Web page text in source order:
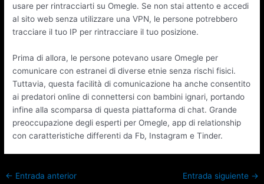
usare per rintracciarti su Omegle. Se non stai attento e accedi
al sito web senza utilizzare una VPN, le persone potrebbero
tracciare il tuo IP per rintracciare il tuo posizione.
Prima di allora, le persone potevano usare Omegle per
comunicare con estranei di diverse etnie senza rischi fisici.
Tuttavia, questa facilità di comunicazione ha anche consentito
ai predatori online di connettersi con bambini ignari, portando
infine alla scomparsa di questa piattaforma di chat. Grande
preoccupazione degli esperti per Omegle, app di relationship
con caratteristiche differenti da Fb, Instagram e Tinder.
← Entrada anterior Entrada siguiente →